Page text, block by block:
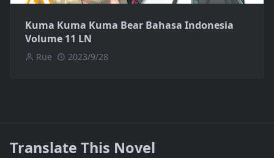
Kuma Kuma Kuma Bear Bahasa Indonesia
Volume 11 LN
Rue 2023/9/28
Translate This Novel